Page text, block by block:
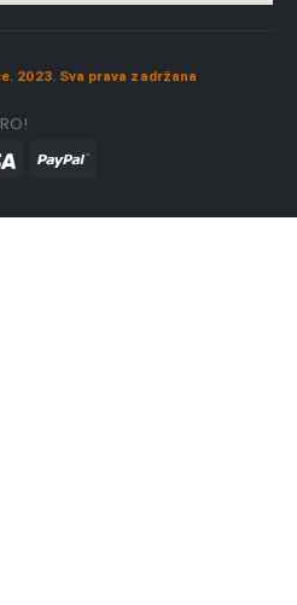
2023. Sva prava zadržana